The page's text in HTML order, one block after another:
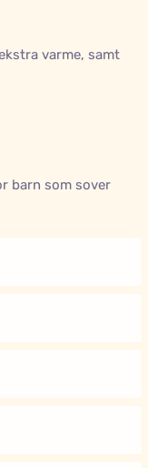
varme, samt
barn som sover